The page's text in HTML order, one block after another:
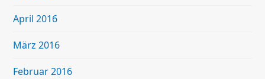
April 2016
März 2016
Februar 2016